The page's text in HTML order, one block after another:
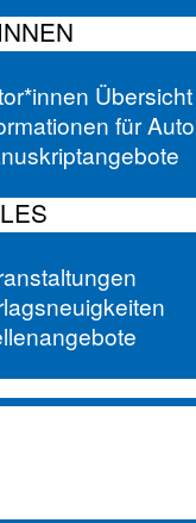
Übersicht
für